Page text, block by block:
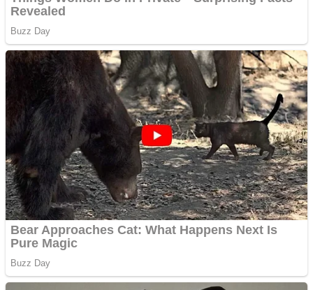
Website de tip Adsense cu
domeniu adzeige.ro
Vând sticlă cu vin din
1958 Murfatlar
Chardonnay
Împrumut si investitii